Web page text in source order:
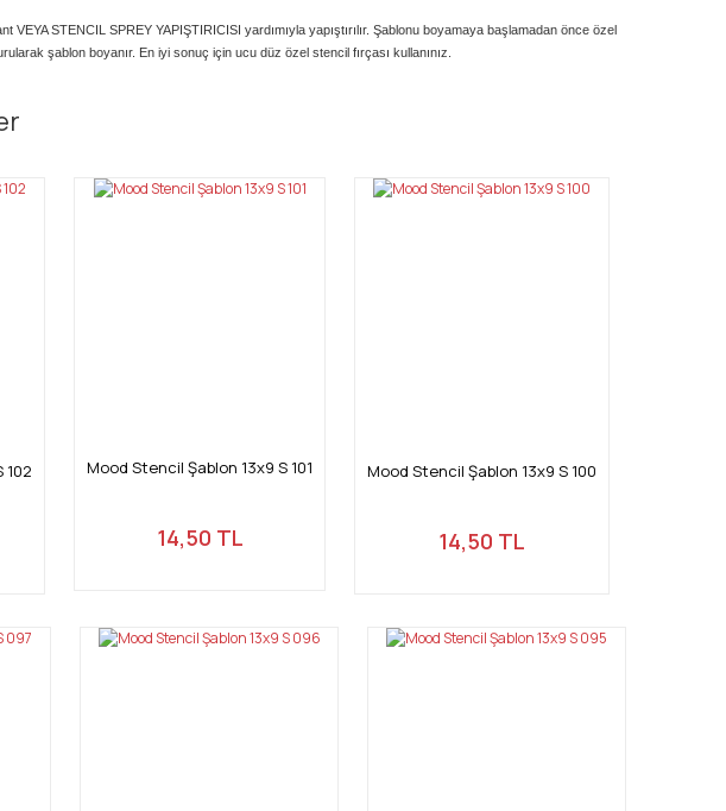
STENCIL SPREY YAPIŞTIRICISI yardımıyla yapıştırılır. Şablonu boyamaya başlamadan önce özel
şablon boyanır. En iyi sonuç için ucu düz özel stencil fırçası kullanınız.
formunu kullanarak tarafımıza iletebilirsiniz.
102 Mood Stencil Şablon 13x9 S 101
14,50 TL
Mood Stencil Şablon 13x9 S 100
14,50 TL